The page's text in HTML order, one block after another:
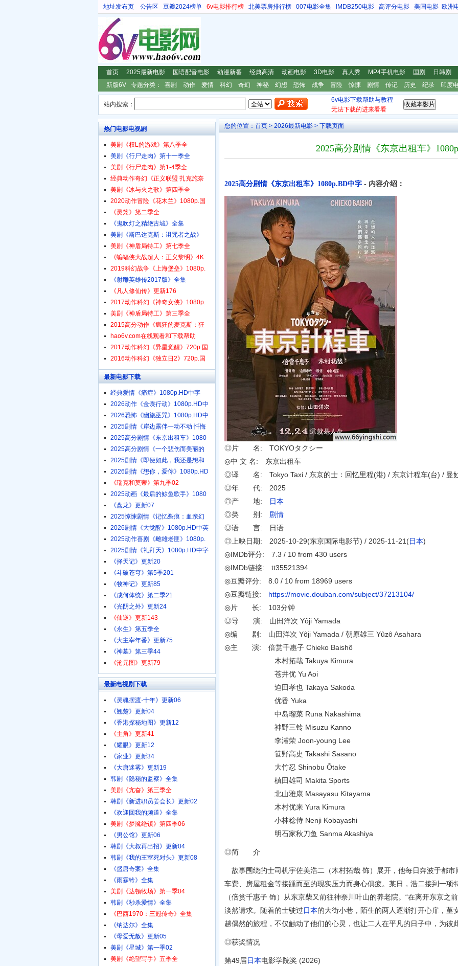
地址发布页 公告区 豆瓣2024榜单 6v电影排行榜 北美票房排行榜 007电影全集 IMDB250电影 高评分电影 美国电影 欧洲
首页 2025最新电影 国语配音电影 动漫新番 经典高清 动画电影 3D电影 真人秀 MP4手机电影 国剧 日韩剧
新版6V
专题分类： 喜剧 动作 爱情 科幻 奇幻 神秘 幻想 恐怖 战争 冒险 惊悚 剧情 传记 历史 纪录 印度
站内搜索：
6v电影下载帮助与教程
无法下载的进来看看
您的位置： 首页 > 2026最新电影 > 下载页面
2025高分剧情《东京出租车》
2025高分剧情《东京出租车》1080p.BD中字 - 内容介绍：
◎片 名: TOKYOタクシー
◎中 文 名: 东京出租车
◎译 名: Tokyo Taxi / 东京的士：回忆里程(港) / 东京计程车(台) / 曼
◎年 代: 2025
◎产 地:
日本
◎类 别: 剧情
◎语 言: 日语
◎上映日期: 2025-10-29(东京国际电影节) / 2025-11-21(日本)
◎IMDb评分: 7.3 / 10 from 430 users
◎IMDb链接: tt35521394
◎豆瓣评分: 8.0 / 10 from 18969 users
◎豆瓣链接: https://movie.douban.com/subject/37213104/
◎片 长: 103分钟
◎导 演: 山田洋次 Yôji Yamada
◎编 剧: 山田洋次 Yôji Yamada / 朝原雄三 Yûzô Asahara
◎主 演: 倍赏千惠子 Chieko Baishô
木村拓哉 Takuya Kimura
苍井优 Yu Aoi
迫田孝也 Takaya Sakoda
优香 Yuka
中岛瑠菜 Runa Nakashima
神野三铃 Misuzu Kanno
李濬荣 Joon-young Lee
笹野高史 Takashi Sasano
大竹忍 Shinobu Ôtake
槙田雄司 Makita Sports
北山雅康 Masayasu Kitayama
木村优来 Yura Kimura
小林稔侍 Nenji Kobayashi
明石家秋刀鱼 Sanma Akashiya
◎简 介
故事围绕的士司机宇佐美浩二（木村拓哉 饰）展开，他每日奔波于都
车费、房屋租金等接踵而至的现实压力而身心俱疲。某日，浩二接到一
（倍赏千惠子 饰）从东京柴又前往神奈川叶山的养老院。“在离开东京之
淡然请求。随着的士驶过日本的大街小巷，陌生的两人逐渐打开心扉，堇
趟偶然的旅程，不仅触动了他们的心灵，也让二人在平凡的日子中，为彼
◎获奖情况
第49届日本电影学院奖 (2026)
热门电影电视剧
美剧《权L的游戏》第八季全
美剧《行尸走肉》第十一季全
美剧《行尸走肉》第1-4季全
经典动作奇幻《正义联盟 扎克施奈
美剧《冰与火之歌》第四季全
2020动作冒险《花木兰》1080p.国
《灵笼》第二季全
《鬼吹灯之精绝古城》全集
美剧《斯巴达克斯：诅咒者之战》
美剧《神盾局特工》第七季全
《蝙蝠侠大战超人：正义黎明》4K
2019科幻战争《上海堡垒》1080p.
《射雕英雄传2017版》全集
《凡人修仙传》更新176
2017动作科幻《神奇女侠》1080p.
美剧《神盾局特工》第三季全
2015高分动作《疯狂的麦克斯：狂
hao6v.com在线观看和下载帮助
2017动作科幻《异星觉醒》720p.国
2016动作科幻《独立日2》720p.国
最新电影下载
经典爱情《痛症》1080p.HD中字
2026动作《金谍行动》1080p.HD中
2026恐怖《幽旅巫咒》1080p.HD中
2025剧情《岸边露伴一动不动 忏悔
2025高分剧情《东京出租车》1080
2025高分剧情《一个悲伤而美丽的
2025剧情《即便如此，我还是想和
2026剧情《想你，爱你》1080p.HD
《瑞克和莫蒂》第九季02
2025动画《最后的鲸鱼歌手》1080
《盘龙》更新07
2025惊悚剧情《记忆裂痕：血亲幻
2026剧情《大觉醒》1080p.HD中英
2025动作喜剧《雌雄老匪》1080p.
2025剧情《礼拜天》1080p.HD中字
《择天记》更新20
《斗破苍穹》第5季201
《牧神记》更新85
《成何体统》第二季21
《光阴之外》更新24
《仙逆》更新143
《永生》第五季全
《大主宰年番》更新75
《神墓》第三季44
《沧元图》更新79
最新电视剧下载
《灵魂摆渡·十年》更新06
《翘楚》更新04
《香港探秘地图》更新12
《主角》更新41
《耀眼》更新12
《家业》更新34
《大唐迷雾》更新19
韩剧《隐秘的监察》全集
美剧《亢奋》第三季全
韩剧《新进职员姜会长》更新02
《欢迎回我的频道》全集
美剧《梦魇绝镇》第四季06
《男公馆》更新06
韩剧《大叔再出招》更新04
韩剧《我的王室死对头》更新08
《盛唐奇案》全集
《雨霖铃》全集
美剧《达顿牧场》第一季04
韩剧《秒杀爱情》全集
《巴西1970：三冠传奇》全集
《纳达尔》全集
《母爱无赦》更新05
美剧《星城》第一季02
美剧《绝望写手》五季全